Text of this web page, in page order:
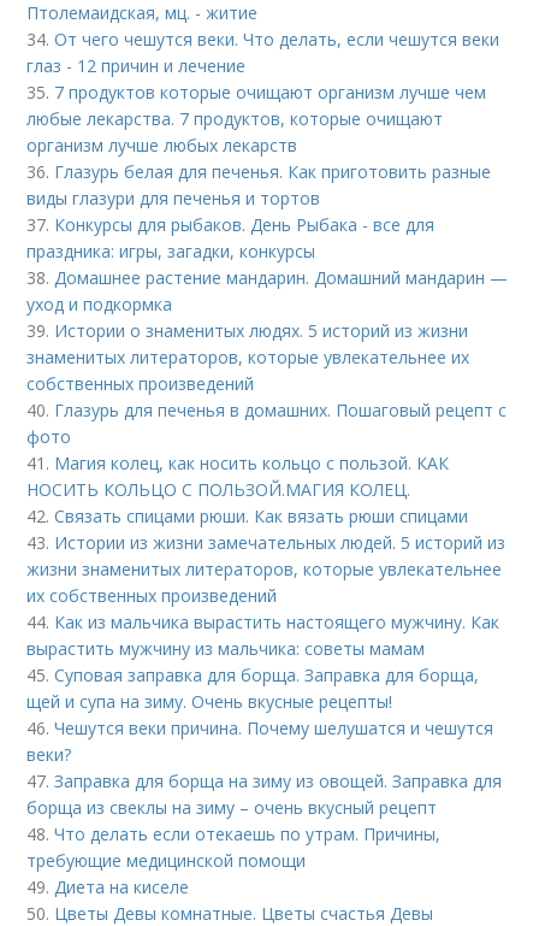
Птолемаидская, мц. - житие
34.От чего чешутся веки. Что делать, если чешутся веки
глаз - 12 причин и лечение
35. 7 продуктов которые очищают организм лучше чем
любые лекарства. 7 продуктов, которые очищают
организм лучше любых лекарств
36. Глазурь белая для печенья. Как приготовить разные
виды глазури для печенья и тортов
37. Конкурсы для рыбаков. День Рыбака - все для
праздника: игры, загадки, конкурсы
38.Домашнее растение мандарин. Домашний мандарин —
уход и подкормка
39. Истории о знаменитых людях. 5 историй из жизни
знаменитых литераторов, которые увлекательнее их
собственных произведений
40. Глазурь для печенья в домашних. Пошаговый рецепт с
фото
41. Магия колец, как носить кольцо с пользой. КАК
НОСИТЬ КОЛЬЦО С ПОЛЬЗОЙ.МАГИЯ КОЛЕЦ.
42.Связать спицами рюши. Как вязать рюши спицами
43. Истории из жизни замечательных людей. 5 историй из
жизни знаменитых литераторов, которые увлекательнее
их собственных произведений
44. Как из мальчика вырастить настоящего мужчину. Как
вырастить мужчину из мальчика: советы мамам
45.Суповая заправка для борща. Заправка для борща,
щей и супа на зиму. Очень вкусные рецепты!
46.Чешутся веки причина. Почему шелушатся и чешутся
веки?
47.Заправка для борща на зиму из овощей. Заправка для
борща из свеклы на зиму – очень вкусный рецепт
48.Что делать если отекаешь по утрам. Причины,
требующие медицинской помощи
49.Диета на киселе
50. Цветы Девы комнатные. Цветы счастья Девы